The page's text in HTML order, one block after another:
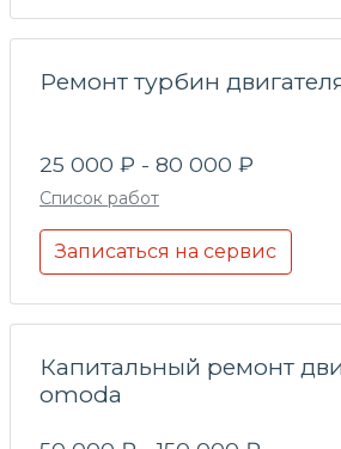
Ремонт турбин
25 000 ₽ - 80 000 ₽
Список работ
Записаться на сервис
Капитальный ремонт
omoda